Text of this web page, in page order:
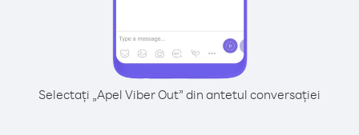
Selectați „Apel Viber Out” din antetul conversației